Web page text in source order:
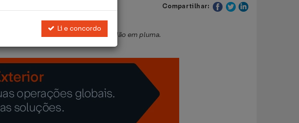
Compartilhar:
na saída para exportação de algodão em pluma.
Li e concordo